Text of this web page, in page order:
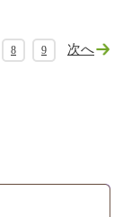
8 9 次へ